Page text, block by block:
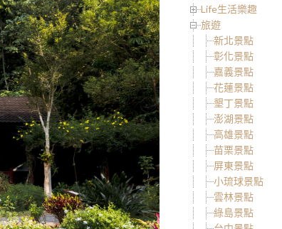
Life生活樂趣
旅遊
新北景點
彰化景點
嘉義景點
花蓮景點
墾丁景點
澎湖景點
高雄景點
苗栗景點
屏東景點
小琉球景點
雲林景點
綠島景點